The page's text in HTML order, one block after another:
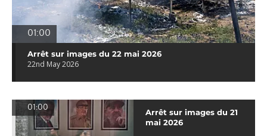
01:00
Arrêt sur images du 22 mai 2026
22nd May 2026
01:00
Arrêt sur images du 21
mai 2026